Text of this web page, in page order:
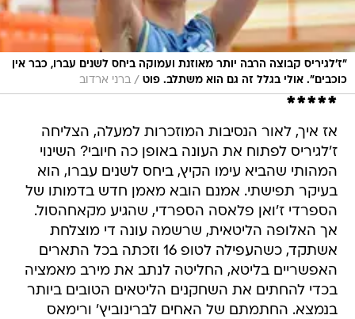
"ז'לגיריס קבוצה הרבה יותר מאוזנת ועמוקה ביחס לשנים עברו, כבר אין
כוכבים". אולי בגלל זה גם הוא משתלב. פוט / ברני ארדוב
*****
אז איך, לאור הנסיבות המוזכרות למעלה, הצליחה
ז'לגיריס לפתוח את העונה באופן כה חיובי? השינוי
המהותי שהביא עימו הקיץ, ביחס לשנים עברו, הוא
בעיקר תפישתי. אמנם הובא מאמן חדש בדמותו של
הספרדי ז'ואן פלאסה הספרדי, שהגיע מקאחהסול.
אך האלופה הליטאית, שרשמה עונה די מוצלחת
אשתקד, כשהעפילה לטופ 16 וזכתה בכל התארים
האפשריים בליטא, החליטה לנתב את מירב מאמציה
בכדי להחתים את השחקנים הליטאים הטובים ביותר
בנמצא. החתמתם של האחים לברינוביץ' ורימאס